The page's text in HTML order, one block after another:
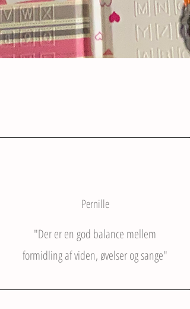
Pernille
"Der er en god balance mellem
formidling af viden, øvelser og sange"